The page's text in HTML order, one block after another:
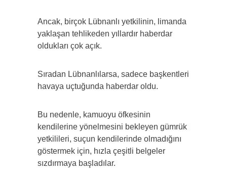
Ancak, birçok Lübnanlı yetkilinin, limanda
yaklaşan tehlikeden yıllardır haberdar
oldukları çok açık.
Sıradan Lübnanlılarsa, sadece başkentleri
havaya uçtuğunda haberdar oldu.
Bu nedenle, kamuoyu öfkesinin
kendilerine yönelmesini bekleyen gümrük
yetkilileri, suçun kendilerinde olmadığını
göstermek için, hızla çeşitli belgeler
sızdırmaya başladılar.